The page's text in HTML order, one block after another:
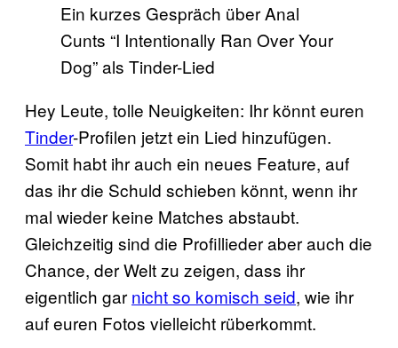
Ein kurzes Gespräch über Anal
Cunts “I Intentionally Ran Over Your
Dog” als Tinder-Lied
Hey Leute, tolle Neuigkeiten: Ihr könnt euren
Tinder-Profilen jetzt ein Lied hinzufügen.
Somit habt ihr auch ein neues Feature, auf
das ihr die Schuld schieben könnt, wenn ihr
mal wieder keine Matches abstaubt.
Gleichzeitig sind die Profillieder aber auch die
Chance, der Welt zu zeigen, dass ihr
eigentlich gar nicht so komisch seid, wie ihr
auf euren Fotos vielleicht rüberkommt.